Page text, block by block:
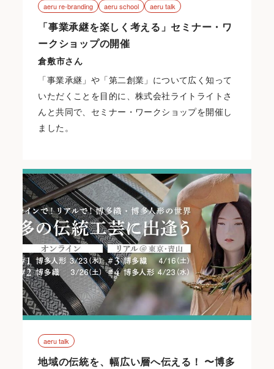
aeru re-branding aeru school aeru talk
「事業承継を楽しく考える」セミナー・ワ
ークショップの開催
倉敷市さん
「事業承継」や「第二創業」について広く知って
いただくことを目的に、株式会社ライトライトさ
んと共同で、セミナー・ワークショップを開催し
ました。
aeru talk
地域の伝統を、幅広い層へ伝える！ 〜博多